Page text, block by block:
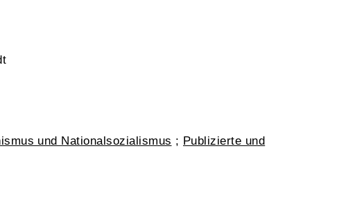
und Nationalsozialismus ; Publizierte und